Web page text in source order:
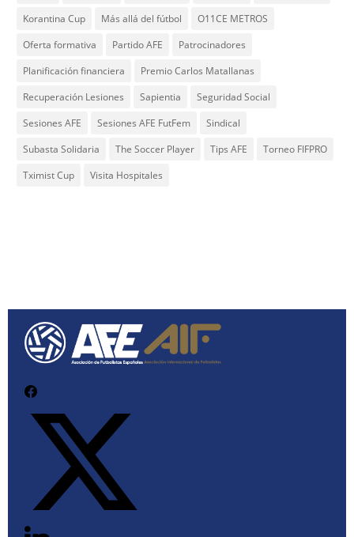
Korantina Cup
Más allá del fútbol
O11CE METROS
Oferta formativa
Partido AFE
Patrocinadores
Planificación financiera
Premio Carlos Matallanas
Recuperación Lesiones
Sapientia
Seguridad Social
Sesiones AFE
Sesiones AFE FutFem
Sindical
Subasta Solidaria
The Soccer Player Tips AFE
Torneo FIFPRO
Tximist Cup
Visita Hospitales